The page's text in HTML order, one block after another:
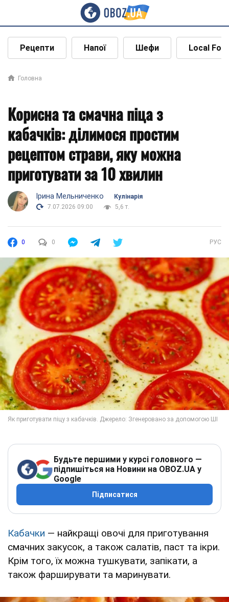
Рецепти Напої Шефи Local
Головна
Корисна та смачна піца з
кабачків: ділимося простим
рецептом страви, яку можна
приготувати за 10 хвилин
Ірина Мельниченко
Кулінарія
7.07.2026 09:00
5,6 т.
0 0 РУС
Будьте першими у курсі головного —
підпишіться на Новини на OBOZ.UA у
Google
Підписатися
Кабачки — найкращі овочі для приготування
смачних закусок, а також салатів, паст та ікри.
Крім того, їх можна тушкувати, запікати, а
також фарширувати та маринувати.